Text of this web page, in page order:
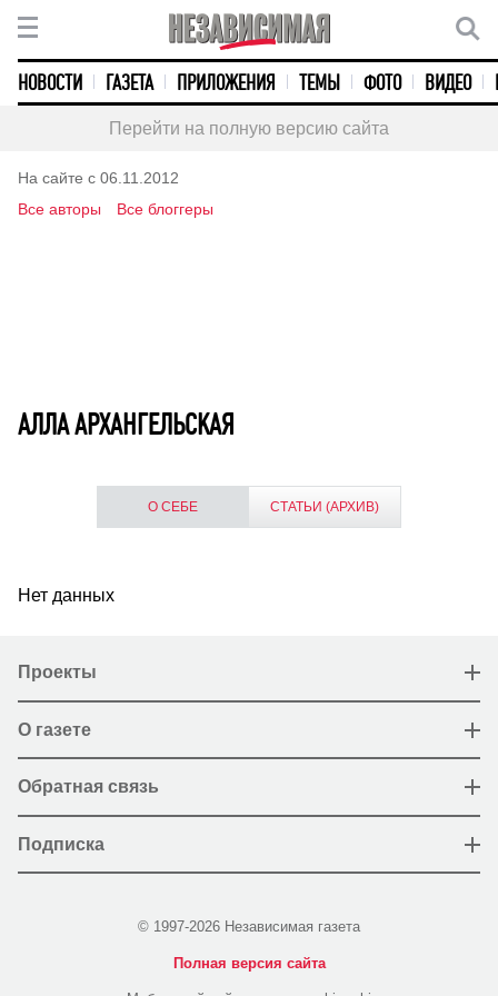
НОВОСТИ ГАЗЕТА ПРИЛОЖЕНИЯ ТЕМЫ ФОТО ВИДЕО
Перейти на полную версию сайта
На сайте с 06.11.2012
Все авторы
Все блоггеры
АЛЛА АРХАНГЕЛЬСКАЯ
О СЕБЕ СТАТЬИ (АРХИВ)
Нет данных
Проекты
О газете
Обратная связь
Подписка
© 1997-2026 Независимая газета
Полная версия сайта